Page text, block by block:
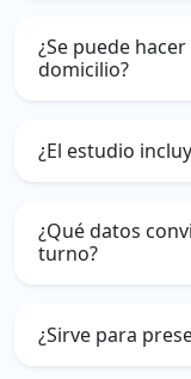
¿Se puede
domicilio?
¿El estudio
¿Qué datos
turno?
¿Sirve para